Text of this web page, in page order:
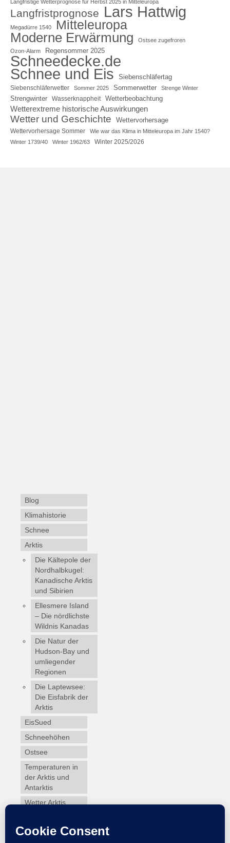
Langfristige Wetterprognose für Herbst 2025 in Mitteleuropa
Langfristprognose Lars Hattwig
Megadürre 1540 Mitteleuropa
Moderne Erwärmung
Ostsee zugefroren
Ozon-Alarm
Regensommer 2025
Schneedecke.de
Schnee und Eis Siebenschläfertag
Siebenschläferwetter Sommer 2025 Sommerwetter Strenge Winter
Strengwinter Wasserknappheit Wetterbeobachtung
Wetterextreme historische Auswirkungen
Wetter und Geschichte Wettervorhersage
Wettervorhersage Sommer
Wie war das Klima in Mitteleuropa im Jahr 1540?
Winter 1739/40
Winter 1962/63 Winter 2025/2026
Blog
Klimahistorie
Schnee
Arktis
Die Kältepole der
Nordhalbkugel:
Kanadische Arktis
und Sibirien
Ellesmere Island
– Die nördlichste
Wildnis Kanadas
Die Natur der
Hudson-Bay und
umliegender
Regionen
Die Laptewsee:
Die Eisfabrik der
Arktis
EisSued
Schneehöhen
Ostsee
Temperaturen in
der Arktis und
Antarktis
Wetter Arktis
Webcams